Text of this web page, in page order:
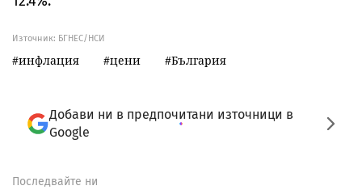
Източник: БГНЕС/НСИ
инфлация цени България
Добави ни в предпочитани източници в
Google
Последвайте ни